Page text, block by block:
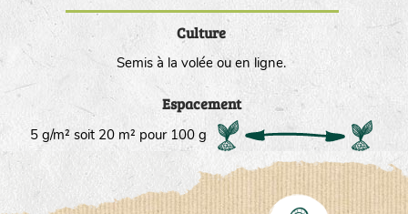
Culture
Semis à la volée ou en ligne.
Espacement
5 g/m² soit 20 m² pour 100 g